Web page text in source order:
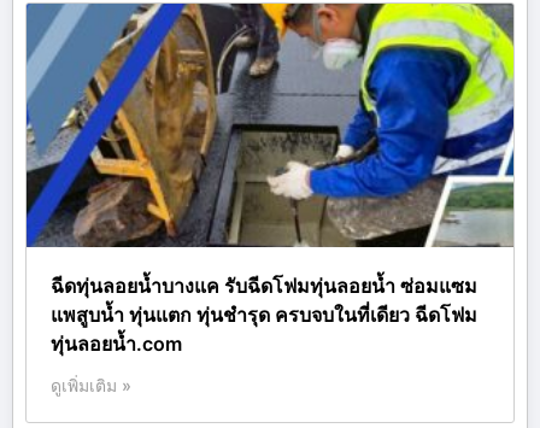
ฉีดทุ่นลอยน้ำบางแค รับฉีดโฟมทุ่นลอยน้ำ ซ่อมแซม
แพสูบน้ำ ทุ่นแตก ทุ่นชำรุด ครบจบในที่เดียว ฉีดโฟม
ทุ่นลอยน้ำ.com
ดูเพิ่มเติม »